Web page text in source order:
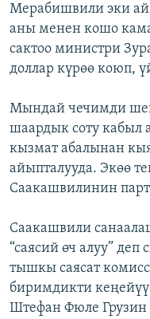
АЗАТТЫК+
ЫҢГАЙСЫЗ СУРООЛОР
ОНЛАЙН ШЕРИНЕ
ЭЕ/АРнун бардык
Мерабишвили эки
аны менен кошо
сактоо министри
доллар күрөө коюп,
Мындай чечимди
шаардык соту кабыл
кызмат абалынан
айыпталууда. Экөө
Саакашвилинин
Саакашвили
“саясий өч алуу”
тышкы саясат
биримдикти
Штефан Фюле